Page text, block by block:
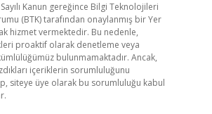
Kanun gereğince Bilgi Teknolojileri
(BTK) tarafından onaylanmış bir Yer
hizmet vermektedir. Bu nedenle,
proaktif olarak denetleme veya
bulunmamaktadır. Ancak,
içeriklerin sorumluluğunu
siteye üye olarak bu sorumluluğu kabul